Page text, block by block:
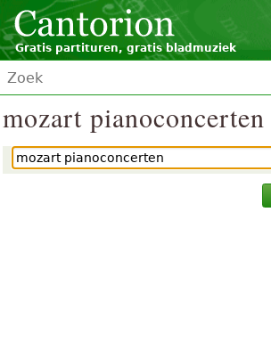
Gratis partituren, gratis bladmuziek
mozart pianoconcerten